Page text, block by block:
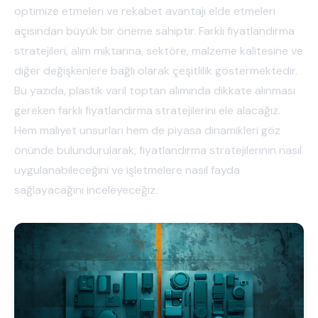
optimize etmeleri ve rekabet avantajı elde etmeleri
açısından büyük bir öneme sahiptir. Farklı fiyatlandırma
stratejileri, alım miktarına, sektöre, malzeme kalitesine ve
diğer değişkenlere bağlı olarak çeşitlilik göstermektedir.
Bu yazıda, plastik varil toptan alımında dikkate alınması
gereken farklı fiyatlandırma stratejilerini ele alacağız.
Hem maliyet unsurları hem de piyasa dinamikleri göz
önünde bulundurularak, fiyatlandırma stratejilerinin nasıl
uygulanabileceğini ve işletmelere nasıl fayda
sağlayacağını inceleyeceğiz.